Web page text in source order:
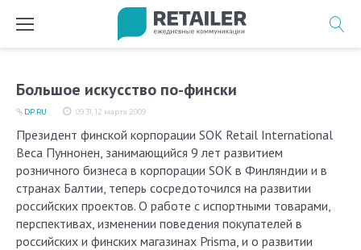
Большое искусство по-фински
09:31, 12 марта 2009
DP.RU
Президент финской корпорации SOK Retail International
Веса Пуннонен, занимающийся 9 лет развитием
розничного бизнеса в корпорации SOK в Финляндии и в
странах Балтии, теперь сосредоточился на развитии
российских проектов. О работе с испортными товарами,
перспективах, изменении поведения покупателей в
российских и финских магазинах Prisma, и о развитии